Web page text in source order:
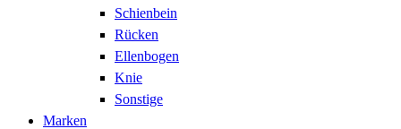
Schienbein
Rücken
Ellenbogen
Knie
Sonstige
Marken